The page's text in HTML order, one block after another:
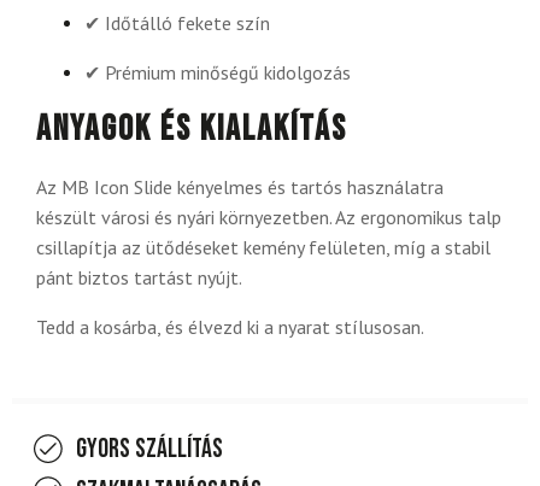
✔ Időtálló fekete szín
✔ Prémium minőségű kidolgozás
Anyagok és kialakítás
Az MB Icon Slide kényelmes és tartós használatra
készült városi és nyári környezetben. Az ergonomikus talp
csillapítja az ütődéseket kemény felületen, míg a stabil
pánt biztos tartást nyújt.
Tedd a kosárba, és élvezd ki a nyarat stílusosan.
Gyors szállítás